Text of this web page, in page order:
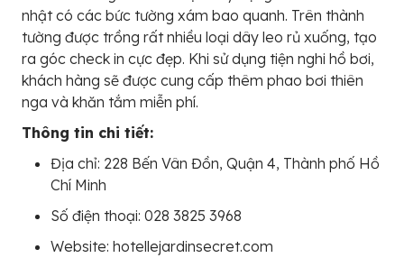
nhật có các bức tường xám bao quanh. Trên thành
tường được trồng rất nhiều loại dây leo rủ xuống, tạo
ra góc check in cực đẹp. Khi sử dụng tiện nghi hồ bơi,
khách hàng sẽ được cung cấp thêm phao bơi thiên
nga và khăn tắm miễn phí.
Thông tin chi tiết:
Địa chỉ: 228 Bến Vân Đồn, Quận 4, Thành phố Hồ
Chí Minh
Số điện thoại: 028 3825 3968
Website: hotellejardinsecret.com